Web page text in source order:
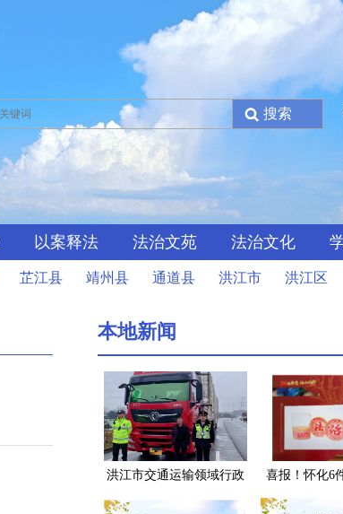
以案释法 法治文苑 法治文化
芷江县 靖州县 通道县 洪江市 洪江区
本地新闻
洪江市交通运输领域行政
喜报！怀化6
南省评选中获